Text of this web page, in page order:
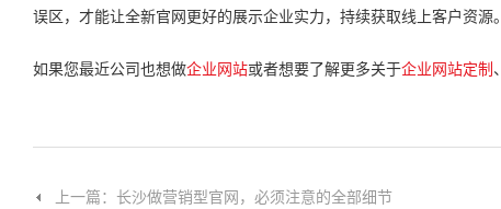
误区，才能让全新官网更好的展示企业实力，持续获取线上客户资源。
如果您最近公司也想做企业网站或者想要了解更多关于企业网站定制 、
上一篇：长沙做营销型官网，必须注意的全部细节